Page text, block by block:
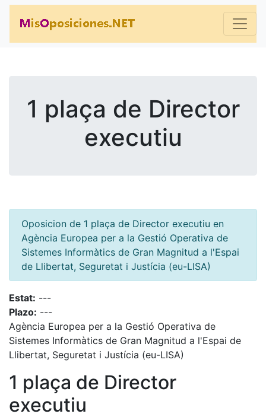
1 plaça de Director
executiu
Oposicion de 1 plaça de Director executiu en
Agència Europea per a la Gestió Operativa de
Sistemes Informàtics de Gran Magnitud a l'Espai
de Llibertat, Seguretat i Justícia (eu-LISA)
Estat: ---
Plazo: ---
Agència Europea per a la Gestió Operativa de
Sistemes Informàtics de Gran Magnitud a l'Espai de
Llibertat, Seguretat i Justícia (eu-LISA)
1 plaça de Director
executiu